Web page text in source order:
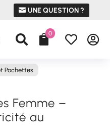
UNE QUESTION ?
 0  
Pochettes
Femme –
au